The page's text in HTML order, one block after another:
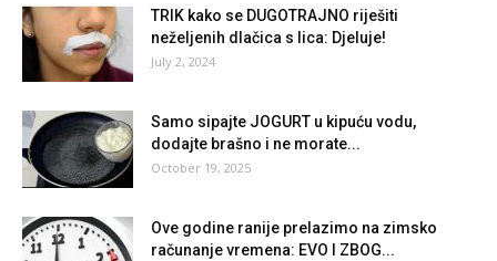
TRIK kako se DUGOTRAJNO riješiti
neželjenih dlačica s lica: Djeluje!
July 2, 2024
Samo sipajte JOGURT u kipuću vodu,
dodajte brašno i ne morate...
October 19, 2025
Ove godine ranije prelazimo na zimsko
računanje vremena: EVO I ZBOG...